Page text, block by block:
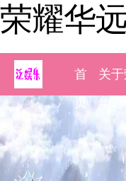
荣耀华
首
关
华远